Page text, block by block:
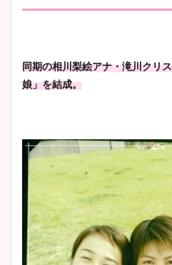
同期の相川梨絵アナ・滝川クリ
娘」を結成。